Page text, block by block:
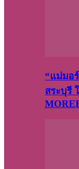
“แม่มอ
สระบุรี